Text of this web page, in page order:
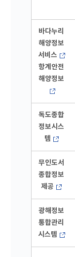
바다누리
해양정보
서비스
항계안전
해양정보
독도종합
정보시스
템
무인도서
종합정보
제공
광해정보
통합관리
시스템